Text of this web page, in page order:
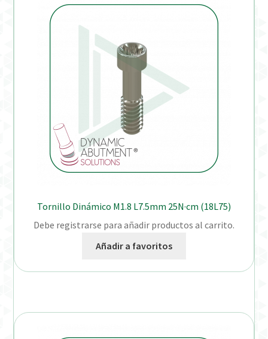
Tornillo Dinámico M1.8 L7.5mm 25N·cm (18L75)
Debe registrarse para añadir productos al carrito.
Añadir a favoritos